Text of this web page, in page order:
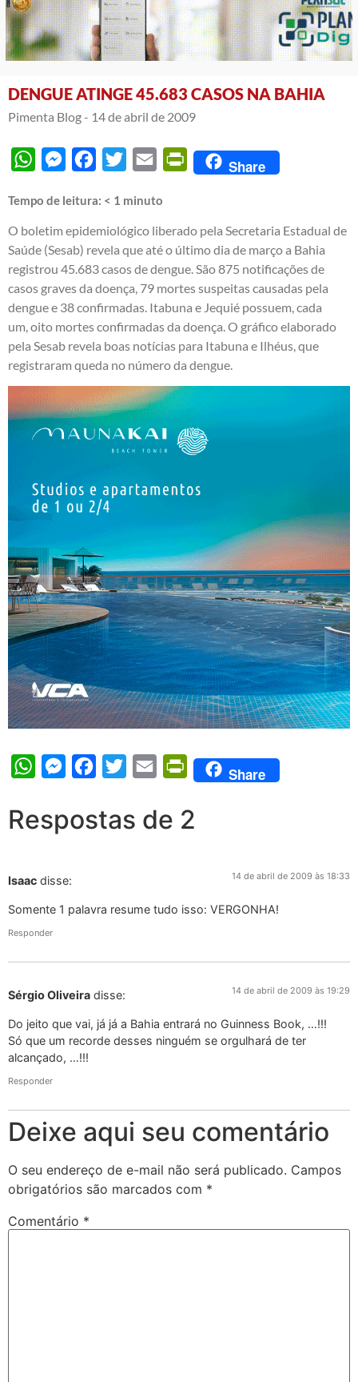
DENGUE ATINGE 45.683 CASOS NA BAHIA
Pimenta Blog - 14 de abril de 2009
WhatsAppMessengerFacebook
Twitter Email PrintFriendly
Share
Tempo de leitura: < 1 minuto
O boletim epidemiológico liberado pela Secretaria Estadual de
Saúde (Sesab) revela que até o último dia de março a Bahia
registrou 45.683 casos de dengue. São 875 notificações de
casos graves da doença, 79 mortes suspeitas causadas pela
dengue e 38 confirmadas. Itabuna e Jequié possuem, cada
um, oito mortes confirmadas da doença. O gráfico elaborado
pela Sesab revela boas notícias para Itabuna e Ilhéus, que
registraram queda no número da dengue.
WhatsAppMessengerFacebook
Twitter Email PrintFriendly
Share
Respostas de 2
Isaac disse: 14 de abril de 2009 às 18:33
Somente 1 palavra resume tudo isso: VERGONHA!
Responder
Sérgio Oliveira disse: 14 de abril de 2009 às 19:29
Do jeito que vai, já já a Bahia entrará no Guinness Book, …!!!
Só que um recorde desses ninguém se orgulhará de ter
alcançado, …!!!
Responder
Deixe aqui seu comentário
O seu endereço de e-mail não será publicado. Campos
obrigatórios são marcados com *
Comentário *